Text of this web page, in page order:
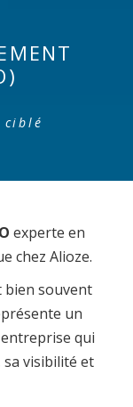
experte en
chez Alioze.
bien souvent
un
qui
visibilité et